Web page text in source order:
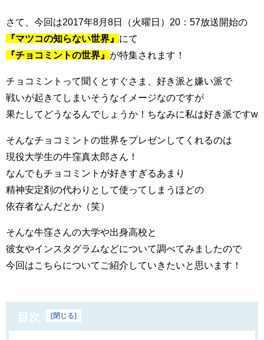
さて、今回は2017年8月8日（火曜日）20：57放送開始の
『マツコの知らない世界』 にて
『チョコミントの世界』 が特集されます！
チョコミントって聞くとすぐさま、好き派と嫌い派で
戦いが起きてしまいそうなイメージなのですが
果たしてどうなるんでしょうか！ちなみに私は好き派ですw
そんなチョコミントの世界をプレゼンしてくれるのは
現役大学生の牛窪真太郎さん！
なんでもチョコミントが好きすぎるあまり
精神安定剤の代わりとして使ってしまうほどの
依存者なんだとか（笑）
そんな牛窪さんの大学や出身高校と
彼女やインスタグラムなどについて調べてみましたので
今回はこちらについてご紹介していきたいと思います！
目次 閉じる